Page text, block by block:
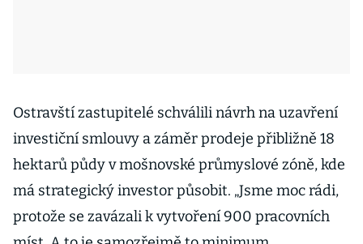
Ostravští zastupitelé schválili návrh na uzavření
investiční smlouvy a záměr prodeje přibližně 18
hektarů půdy v mošnovské průmyslové zóně, kde
má strategický investor působit. „Jsme moc rádi,
protože se zavázali k vytvoření 900 pracovních